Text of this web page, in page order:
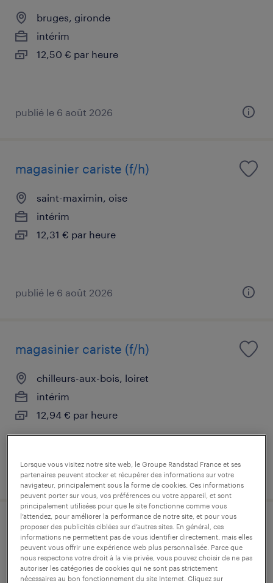
bruges, gironde
intérim
12,50 € par heure
publié le 6 août 2026
magasinier cariste (f/h)
saint-maximin, oise
intérim
12,31 € par heure
publié le 6 août 2026
magasinier cariste (f/h)
chilleurs-aux-bois, loiret
intérim
12,94 € par heure
publié le 7 août 2026
magasinier cariste (f/h)
celles-sur-durolle, puy-de-dôme
intérim
Lorsque vous visitez notre site web, le Groupe Randstad France et ses
partenaires peuvent stocker et récupérer des informations sur votre
navigateur, principalement sous la forme de cookies. Ces informations
peuvent porter sur vous, vos préférences ou votre appareil, et sont
principalement utilisées pour que le site fonctionne comme vous
l’attendez, pour améliorer la performance de notre site, et pour vous
proposer des publicités ciblées sur d’autres sites. En général, ces
informations ne permettent pas de vous identifier directement, mais elles
peuvent vous offrir une expérience web plus personnalisée. Parce que
nous respectons votre droit à la vie privée, vous pouvez choisir de ne pas
autoriser les catégories de cookies qui ne sont pas strictement
nécessaires au bon fonctionnement du site Internet. Cliquez sur